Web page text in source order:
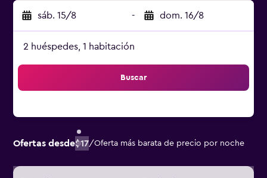
sáb. 15/8 - dom. 16/8
2 huéspedes, 1 habitación
Buscar
Ofertas desde$17/Oferta más barata de precio por noche